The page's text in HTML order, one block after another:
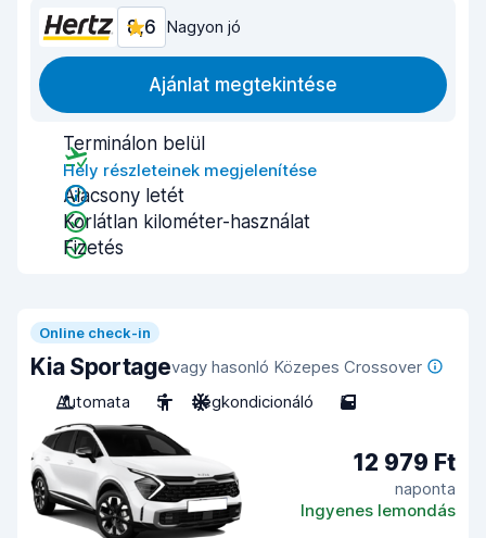
8,6 Nagyon jó
Ajánlat megtekintése
Terminálon belül
Hely részleteinek megjelenítése
Alacsony letét
Korlátlan kilométer-használat
Fizetés
Online check-in
Kia Sportagevagy hasonló Közepes Crossover
Automata
5 Légkondicionáló 5
12 979 Ft
naponta
Ingyenes lemondás